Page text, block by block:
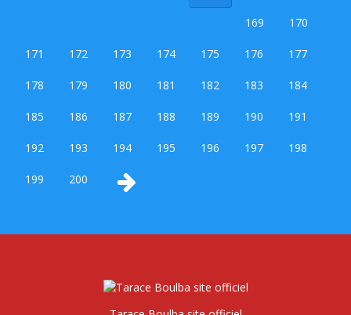
169 170
171 172 173 174 175 176 177
178 179 180 181 182 183 184
185 186 187 188 189 190 191
192 193 194 195 196 197 198
199 200